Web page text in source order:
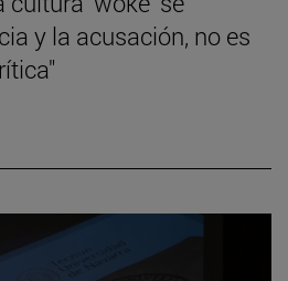
y la acusación, no es